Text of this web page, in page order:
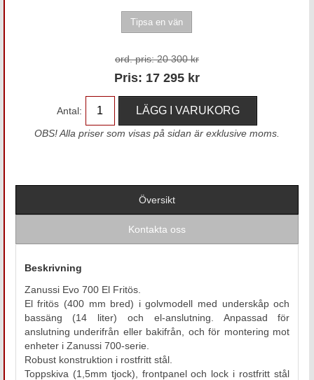
ord. pris: 20 300 kr
Pris: 17 295 kr
Antal:
OBS! Alla priser som visas på sidan är exklusive moms.
Översikt
Kontakta oss
Beskrivning
Zanussi Evo 700 El Fritös.
El fritös (400 mm bred) i golvmodell med underskåp och
bassäng (14 liter) och el-anslutning. Anpassad för
anslutning underifrån eller bakifrån, och för montering mot
enheter i Zanussi 700-serie.
Robust konstruktion i rostfritt stål.
Toppskiva (1,5mm tjock), frontpanel och lock i rostfritt stål